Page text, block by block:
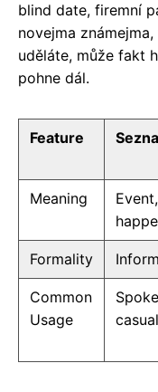
blind date, firemní
novejma
uděláte, může fakt
pohne dál.
Feature
Meaning
Formality
Common
Usage